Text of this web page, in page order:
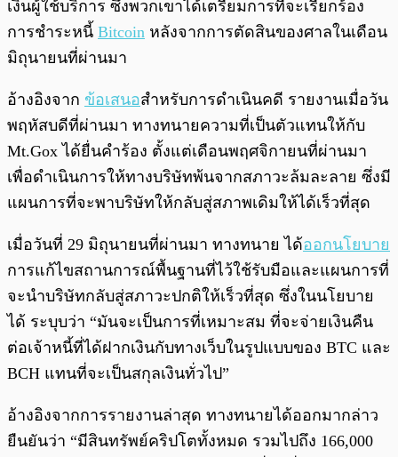
เงินผู้ใช้บริการ ซึ่งพวกเขาได้เตรียมการที่จะเรียกร้อง
การชำระหนี้ Bitcoin หลังจากการตัดสินของศาลในเดือน
มิถุนายนที่ผ่านมา
อ้างอิงจาก ข้อเสนอสำหรับการดำเนินคดี รายงานเมื่อวัน
พฤหัสบดีที่ผ่านมา ทางทนายความที่เป็นตัวแทนให้กับ
Mt.Gox ได้ยื่นคำร้อง ตั้งแต่เดือนพฤศจิกายนที่ผ่านมา
เพื่อดำเนินการให้ทางบริษัทพ้นจากสภาวะล้มละลาย ซึ่งมี
แผนการที่จะพาบริษัทให้กลับสู่สภาพเดิมให้ได้เร็วที่สุด
เมื่อวันที่ 29 มิถุนายนที่ผ่านมา ทางทนาย ได้ออกนโยบาย
การแก้ไขสถานการณ์พื้นฐานที่ไว้ใช้รับมือและแผนการที่
จะนำบริษัทกลับสู่สภาวะปกติให้เร็วที่สุด ซึ่งในนโยบาย
ได้ ระบุบว่า “มันจะเป็นการที่เหมาะสม ที่จะจ่ายเงินคืน
ต่อเจ้าหนี้ที่ได้ฝากเงินกับทางเว็บในรูปแบบของ BTC และ
BCH แทนที่จะเป็นสกุลเงินทั่วไป”
อ้างอิงจากการรายงานล่าสุด ทางทนายได้ออกมากล่าว
ยืนยันว่า “มีสินทรัพย์คริปโตทั้งหมด รวมไปถึง 166,000